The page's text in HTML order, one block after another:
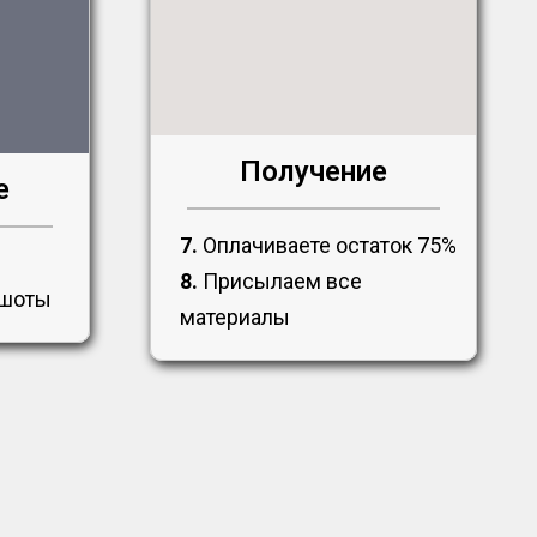
Получение
7. Оплачиваете остаток 75%
8. Присылаем все
материалы